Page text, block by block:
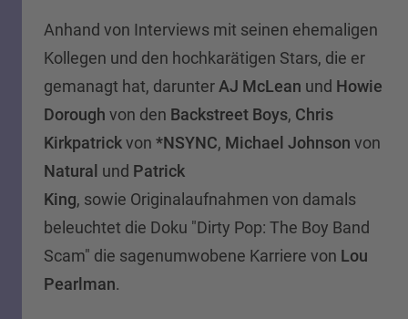
Anhand von Interviews mit seinen ehemaligen
Kollegen und den hochkarätigen Stars, die er
gemanagt hat, darunterAJ McLean und Howie
Dorough von den Backstreet Boys, Chris
Kirkpatrickvon *NSYNC, Michael Johnson von
Natural und Patrick
King, sowie Originalaufnahmen von damals
beleuchtet die Doku "Dirty Pop: The Boy Band
Scam" die sagenumwobene Karriere von Lou
Pearlman.